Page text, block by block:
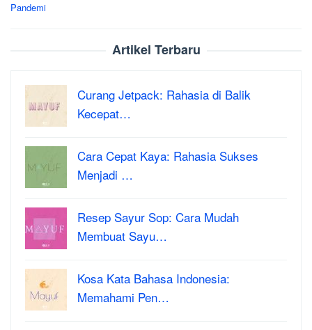
Pandemi
Artikel Terbaru
Curang Jetpack: Rahasia di Balik
Kecepat…
Cara Cepat Kaya: Rahasia Sukses
Menjadi …
Resep Sayur Sop: Cara Mudah
Membuat Sayu…
Kosa Kata Bahasa Indonesia:
Memahami Pen…